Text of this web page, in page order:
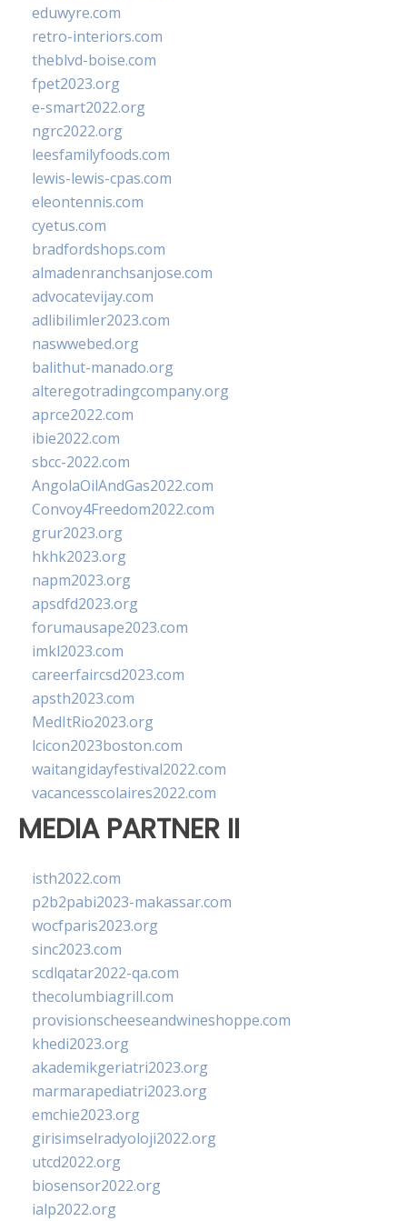
eduwyre.com
retro-interiors.com
theblvd-boise.com
fpet2023.org
e-smart2022.org
ngrc2022.org
leesfamilyfoods.com
lewis-lewis-cpas.com
eleontennis.com
cyetus.com
bradfordshops.com
almadenranchsanjose.com
advocatevijay.com
adlibilimler2023.com
naswwebed.org
balithut-manado.org
alteregotradingcompany.org
aprce2022.com
ibie2022.com
sbcc-2022.com
AngolaOilAndGas2022.com
Convoy4Freedom2022.com
grur2023.org
hkhk2023.org
napm2023.org
apsdfd2023.org
forumausape2023.com
imkl2023.com
careerfaircsd2023.com
apsth2023.com
MedItRio2023.org
lcicon2023boston.com
waitangidayfestival2022.com
vacancesscolaires2022.com
MEDIA PARTNER II
isth2022.com
p2b2pabi2023-makassar.com
wocfparis2023.org
sinc2023.com
scdlqatar2022-qa.com
thecolumbiagrill.com
provisionscheeseandwineshoppe.com
khedi2023.org
akademikgeriatri2023.org
marmarapediatri2023.org
emchie2023.org
girisimselradyoloji2022.org
utcd2022.org
biosensor2022.org
ialp2022.org